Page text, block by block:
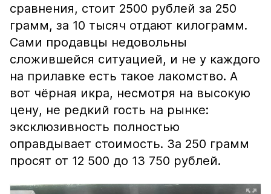
сравнения, стоит 2500 рублей за 250
грамм, за 10 тысяч отдают килограмм.
Сами продавцы недовольны
сложившейся ситуацией, и не у каждого
на прилавке есть такое лакомство. А
вот чёрная икра, несмотря на высокую
цену, не редкий гость на рынке:
эксклюзивность полностью
оправдывает стоимость. За 250 грамм
просят от 12 500 до 13 750 рублей.